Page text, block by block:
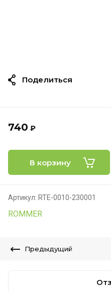
740 ₽
В корзину
Артикул: RTE-0010-230001
ROMMER
Поделиться
Предыдущий